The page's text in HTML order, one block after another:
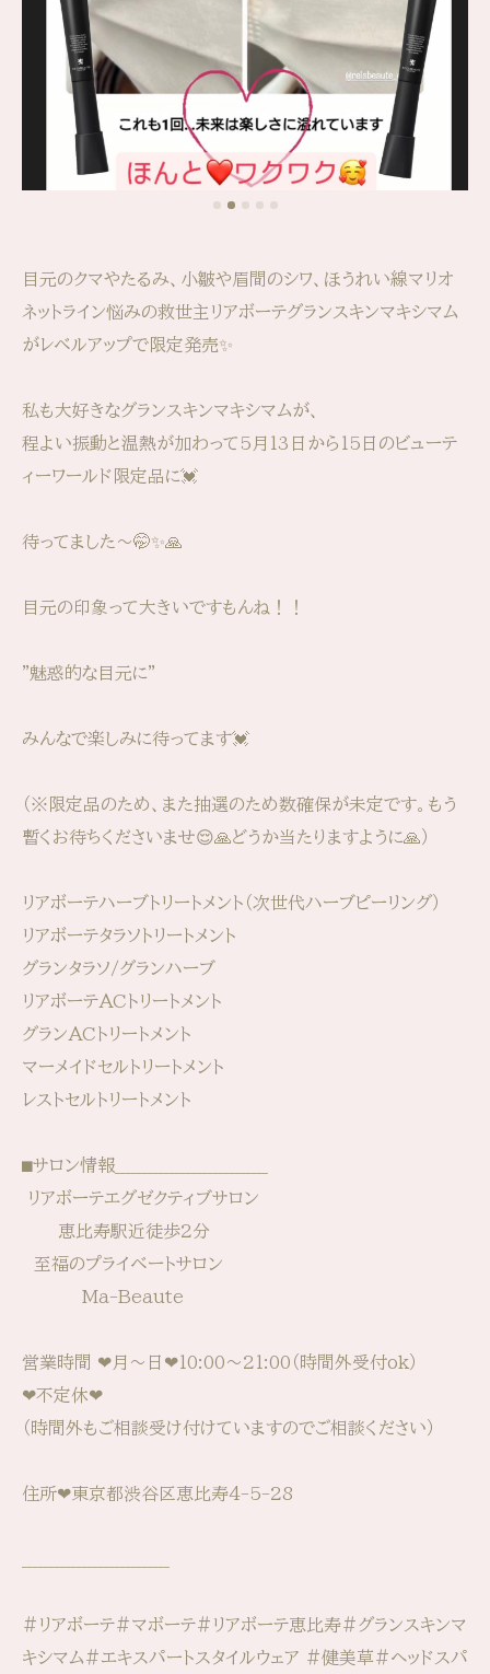
目元のクマやたるみ、小皺や眉間のシワ、ほうれい線マリオ
ネットライン悩みの救世主リアボーテグランスキンマキシマム
がレベルアップで限定発売✨
私も大好きなグランスキンマキシマムが、
程よい振動と温熱が加わって5月13日から15日のビューテ
ィーワールド限定品に💓
待ってました〜🤭✨🙏
目元の印象って大きいですもんね！！
"魅惑的な目元に"
みんなで楽しみに待ってます💓
（※限定品のため、また抽選のため数確保が未定です。もう
暫くお待ちくださいませ😌🙏どうか当たりますように🙏）
リアボーテハーブトリートメント（次世代ハーブピーリング）
リアボーテタラソトリートメント
グランタラソ/グランハーブ
リアボーテACトリートメント
グランACトリートメント
マーメイドセルトリートメント
レストセルトリートメント
⬛︎サロン情報____________________________⁡⁡
⁡⁡⁡ リアボーテエグゼクティブサロン
恵比寿駅近徒歩2分
至福のプライベートサロン
Ma-Beaute
営業時間 ⁡⁡❤︎月〜日❤︎10:00〜21:00⁡⁡（時間外受付ok）
❤︎不定休⁡⁡❤︎
（時間外もご相談受け付けていますのでご相談ください）
住所❤︎東京都渋谷区恵比寿4-5-28
#リアボーテ#マボーテ#リアボーテ恵比寿#グランスキンマ
キシマム#エキスパートスタイルウェア #健美草#ヘッドスパ